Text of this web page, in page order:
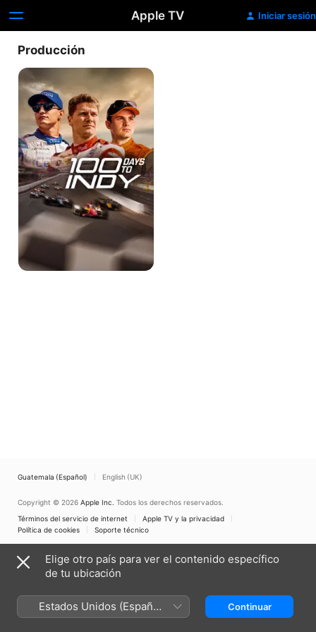
Apple TV Iniciar sesión
Producción
100
Days
To
Indy
Guatemala (Español) English (UK)
Copyright © 2026 Apple Inc. Todos los derechos reservados.
Términos del servicio de internet
Apple TV y la privacidad
Política de cookies
Soporte técnico
Elige otro país para ver el contenido específico
de tu ubicación
Estados Unidos (Español
México)
Continuar